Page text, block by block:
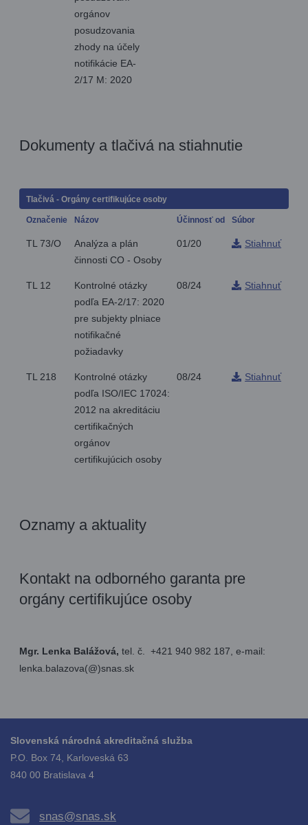
orgánov
posudzovania
zhody na účely
notifikácie EA-
2/17 M: 2020
Dokumenty a tlačivá na stiahnutie
Tlačivá - Orgány certifikujúce osoby
Označenie Názov Účinnosť od Súbor
TL 73/O
Analýza a plán
činnosti CO - Osoby
01/20 Stiahnuť
TL 12
Kontrolné otázky
podľa EA-2/17: 2020
pre subjekty plniace
notifikačné
požiadavky
08/24 Stiahnuť
TL 218
Kontrolné otázky
podľa ISO/IEC 17024:
2012 na akreditáciu
certifikačných
orgánov
certifikujúcich osoby
08/24 Stiahnuť
Oznamy a aktuality
Kontakt na odborného garanta pre
orgány certifikujúce osoby
Mgr. Lenka Balážová, tel. č. +421 940 982 187, e-mail:
lenka.balazova(@)snas.sk
Slovenská národná akreditačná služba
P.O. Box 74, Karloveská 63
840 00 Bratislava 4
snas@snas.sk